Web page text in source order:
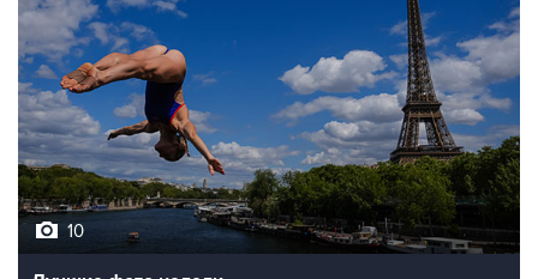
10
Лучшие фото недели